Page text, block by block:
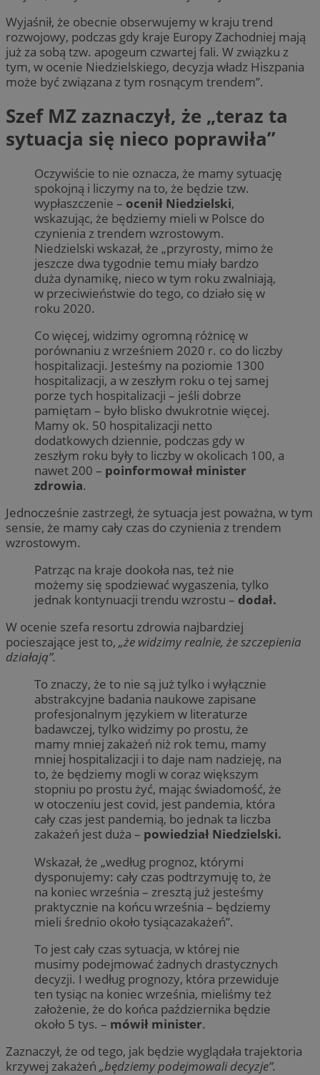
Wyjaśnił, że obecnie obserwujemy w kraju trend
rozwojowy, podczas gdy kraje Europy Zachodniej mają
już za sobą tzw. apogeum czwartej fali. W związku z
tym, w ocenie Niedzielskiego, decyzja władz Hiszpania
może być związana z tym rosnącym trendem”.
Szef MZ zaznaczył, że „teraz ta
sytuacja się nieco poprawiła”
Oczywiście to nie oznacza, że mamy sytuację
spokojną i liczymy na to, że będzie tzw.
wypłaszczenie – ocenił Niedzielski,
wskazując, że będziemy mieli w Polsce do
czynienia z trendem wzrostowym.
Niedzielski wskazał, że „przyrosty, mimo że
jeszcze dwa tygodnie temu miały bardzo
duża dynamikę, nieco w tym roku zwalniają,
w przeciwieństwie do tego, co działo się w
roku 2020.
Co więcej, widzimy ogromną różnicę w
porównaniu z wrześniem 2020 r. co do liczby
hospitalizacji. Jesteśmy na poziomie 1300
hospitalizacji, a w zeszłym roku o tej samej
porze tych hospitalizacji – jeśli dobrze
pamiętam – było blisko dwukrotnie więcej.
Mamy ok. 50 hospitalizacji netto
dodatkowych dziennie, podczas gdy w
zeszłym roku były to liczby w okolicach 100, a
nawet 200 – poinformował minister
zdrowia.
Jednocześnie zastrzegł, że sytuacja jest poważna, w tym
sensie, że mamy cały czas do czynienia z trendem
wzrostowym.
Patrząc na kraje dookoła nas, też nie
możemy się spodziewać wygaszenia, tylko
jednak kontynuacji trendu wzrostu – dodał.
W ocenie szefa resortu zdrowia najbardziej
pocieszające jest to, „że widzimy realnie, że szczepienia
działają”.
To znaczy, że to nie są już tylko i wyłącznie
abstrakcyjne badania naukowe zapisane
profesjonalnym językiem w literaturze
badawczej, tylko widzimy po prostu, że
mamy mniej zakażeń niż rok temu, mamy
mniej hospitalizacji i to daje nam nadzieję, na
to, że będziemy mogli w coraz większym
stopniu po prostu żyć, mając świadomość, że
w otoczeniu jest covid, jest pandemia, która
cały czas jest pandemią, bo jednak ta liczba
zakażeń jest duża – powiedział Niedzielski.
Wskazał, że „według prognoz, którymi
dysponujemy: cały czas podtrzymuję to, że
na koniec września – zresztą już jesteśmy
praktycznie na końcu września – będziemy
mieli średnio około tysiącazakażeń”.
To jest cały czas sytuacja, w której nie
musimy podejmować żadnych drastycznych
decyzji. I według prognozy, która przewiduje
ten tysiąc na koniec września, mieliśmy też
założenie, że do końca października będzie
około 5 tys. – mówił minister.
Zaznaczył, że od tego, jak będzie wyglądała trajektoria
krzywej zakażeń „będziemy podejmowali decyzje”.